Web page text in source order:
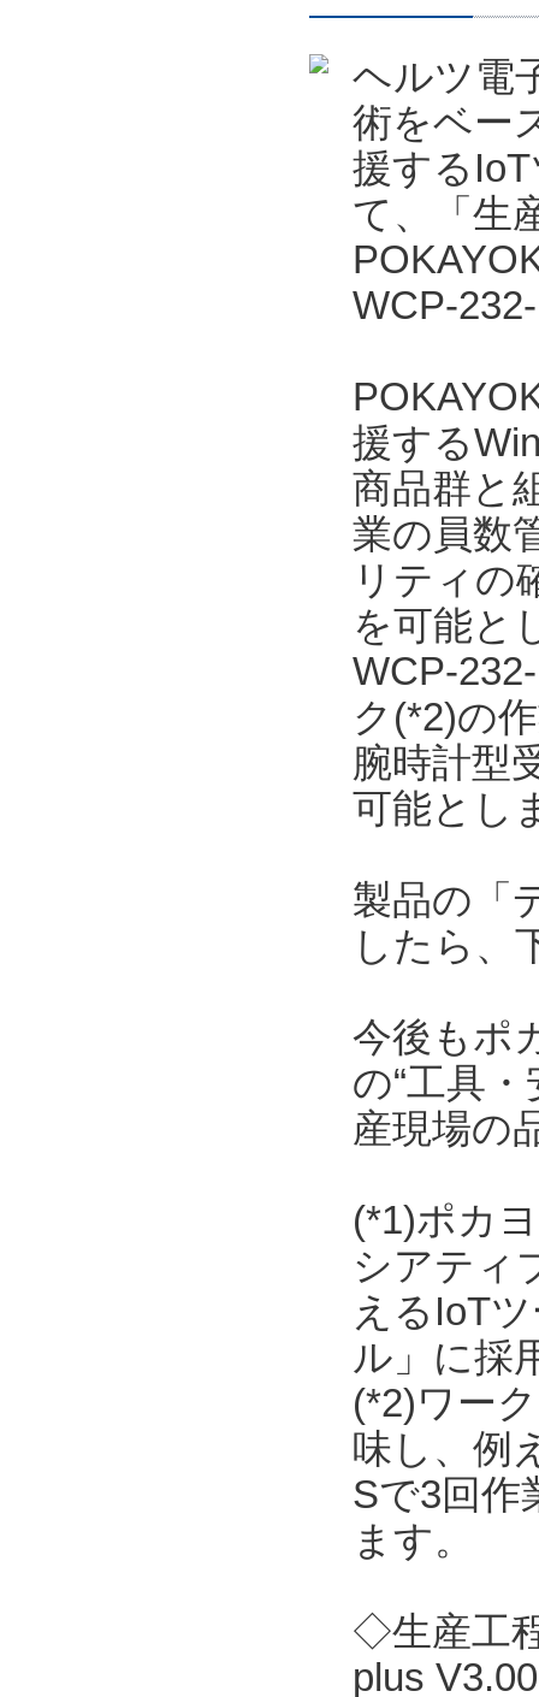
ヘルツ電
術をベー
援する
て、「生
WCP-
援する
商品群と
業の員数
リティの
を可能と
WCP-
ク(*2)の
腕時計型
可能とし
製品の「
したら、
今後もポ
の“工具
産現場の
(*1)ポカ
シアティ
えるIoT
ル」に採
(*2)ワー
味し、例
Sで3回作
ます。
◇生産工
plus